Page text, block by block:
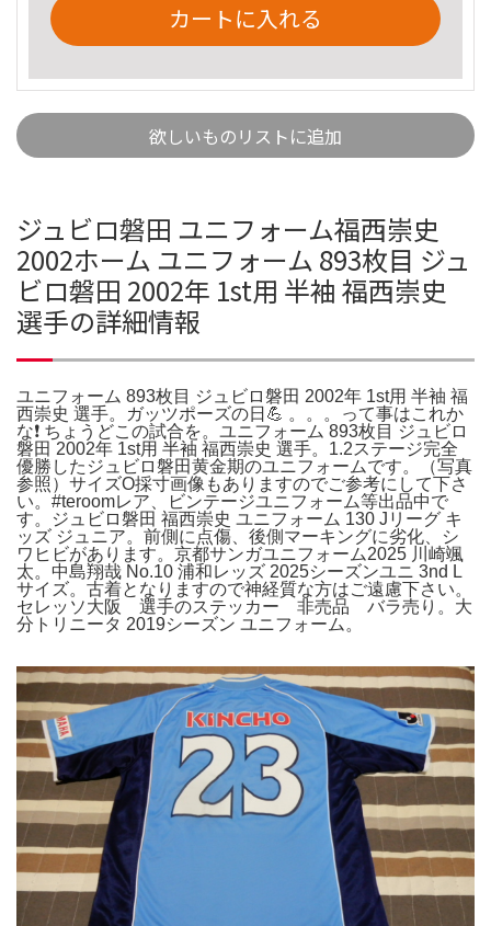
カートに入れる
欲しいものリストに追加
ジュビロ磐田 ユニフォーム福西崇史
2002ホーム ユニフォーム 893枚目 ジュ
ビロ磐田 2002年 1st用 半袖 福西崇史
選手の詳細情報
ユニフォーム 893枚目 ジュビロ磐田 2002年 1st用 半袖 福
西崇史 選手。ガッツポーズの日💪 。。。って事はこれか
な❗️ ちょうどこの試合を。ユニフォーム 893枚目 ジュビロ
磐田 2002年 1st用 半袖 福西崇史 選手。1.2ステージ完全
優勝したジュビロ磐田黄金期のユニフォームです。（写真
参照）サイズO採寸画像もありますのでご参考にして下さ
い。#teroomレア、ビンテージユニフォーム等出品中で
す。ジュビロ磐田 福西崇史 ユニフォーム 130 Jリーグ キ
ッズ ジュニア。前側に点傷、後側マーキングに劣化、シ
ワヒビがあります。京都サンガユニフォーム2025 川崎颯
太。中島翔哉 No.10 浦和レッズ 2025シーズンユニ 3nd L
サイズ。古着となりますので神経質な方はご遠慮下さい。
セレッソ大阪 選手のステッカー 非売品 バラ売り。大
分トリニータ 2019シーズン ユニフォーム。